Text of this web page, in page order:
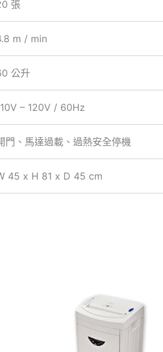
張
m / min
公升
– 120V / 60Hz
門、馬達過載、過熱安全停機
45 x H 81 x D 45 cm